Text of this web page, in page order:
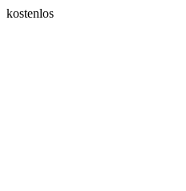
kostenlos